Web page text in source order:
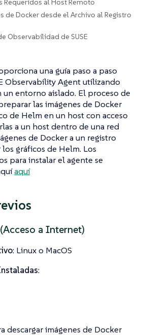
Requeridos al Host Remoto
de Docker desde el Archivo al Registro
Observabilidad de SUSE
una guía paso a paso
Observability Agent utilizando
entorno aislado. El proceso de
las imágenes de Docker
de Helm en un host con acceso
a un host dentro de una red
de Docker a un registro
gráficos de Helm. Los
para instalar el agente se
aquí
a Internet)
: Linux o MacOS
:
descargar imágenes de Docker